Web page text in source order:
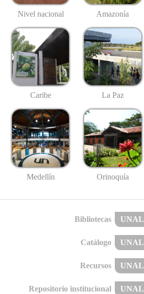
Nivel nacional Amazonía
Caribe La Paz
Medellín Orinoquía
Bibliotecas UNAL
Catálogo UNAL
Recursos UNAL
Repositorio institucional UNAL